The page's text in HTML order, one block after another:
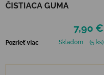
ČISTIACA GUMA
7,90 €
Pozrieť viac Skladom (5 ks)